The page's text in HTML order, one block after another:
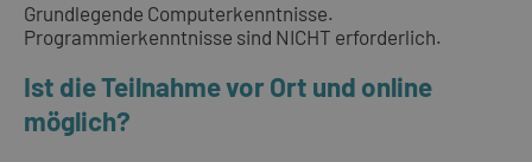
Grundlegende Computerkenntnisse.
Programmierkenntnisse sind NICHT erforderlich.
Ist die Teilnahme vor Ort und online
möglich?